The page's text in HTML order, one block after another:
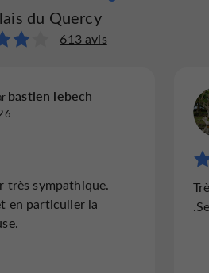
du Quercy
613 avis
bastien lebech
très sympathique.
en particulier la
du Quercy
263 avis
C
accueil Hotel très